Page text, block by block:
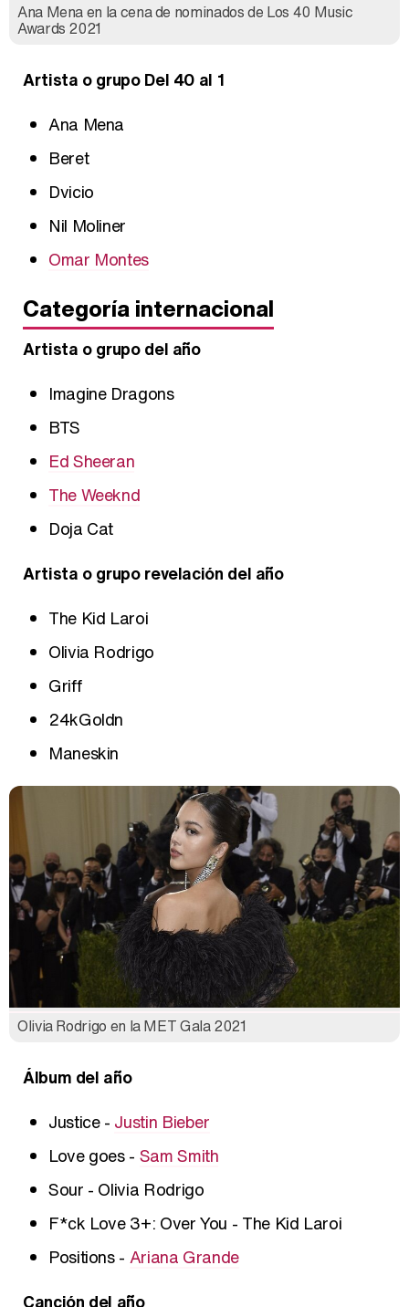
Ana Mena en la cena de nominados de Los 40 Music
Awards 2021
Artista o grupo Del 40 al 1
Ana Mena
Beret
Dvicio
Nil Moliner
Omar Montes
Categoría internacional
Artista o grupo del año
Imagine Dragons
BTS
Ed Sheeran
The Weeknd
Doja Cat
Artista o grupo revelación del año
The Kid Laroi
Olivia Rodrigo
Griff
24kGoldn
Maneskin
Olivia Rodrigo en la MET Gala 2021
Álbum del año
Justice - Justin Bieber
Love goes - Sam Smith
Sour - Olivia Rodrigo
F*ck Love 3+: Over You - The Kid Laroi
Positions - Ariana Grande
Canción del año